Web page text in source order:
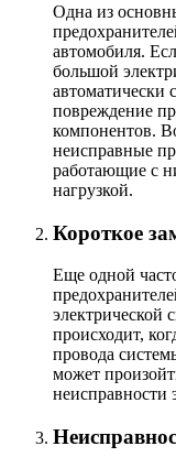
Одна из
автомобиля.
большой
автоматически
повреждение
компонентов.
неисправные
работающие с
нагрузкой.
Короткое
Еще одной
электрической
происходит,
провода
может
неисправности